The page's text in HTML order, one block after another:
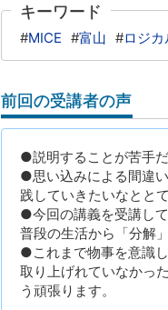
キーワード
#MICE #富山 #ロジカ
前回の受講者の声
●説明することが苦手
●思い込みによる間違
践していきたいなとと
●今回の講義を受講し
普段の生活から「分解
●これまで物事を意識
取り上げれていなかっ
う頑張ります。